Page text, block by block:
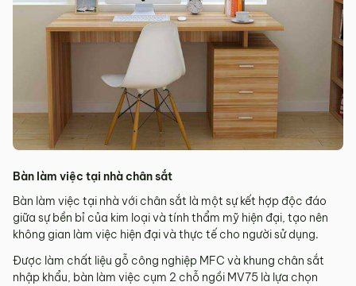
Bàn làm việc tại nhà chân sắt
Bàn làm việc tại nhà với chân sắt là một sự kết hợp độc đáo
giữa sự bền bỉ của kim loại và tính thẩm mỹ hiện đại, tạo nên
không gian làm việc hiện đại và thực tế cho người sử dụng.
Được làm chất liệu gỗ công nghiệp MFC và khung chân sắt
nhập khẩu, bàn làm việc cụm 2 chỗ ngồi MV75 là lựa chọn